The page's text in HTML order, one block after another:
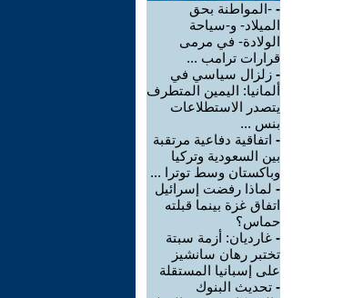
- -المواطنة بحق
الميلاد- و-سياحة
الولادة- في مرمى
قرارات ترامب ...
- زلزال سياسي في
ألمانيا: اليمين المتطرف
يتصدر الاستطلاعات
بنس ...
- اتفاقية دفاعية مرتقبة
بين السعودية وتركيا
وباكستان وسط توترا ...
- لماذا رفضت إسرائيل
اتفاق غزة بينما قبلته
حماس؟
- غارديان: أزمة سبتة
تختبر رهان سانشيز
على إسبانيا المستقلة
- تحديث البنوك